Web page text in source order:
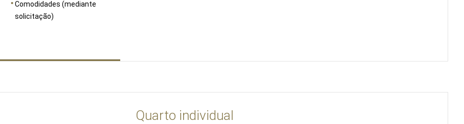
Comodidades (mediante
solicitação)
Quarto individual